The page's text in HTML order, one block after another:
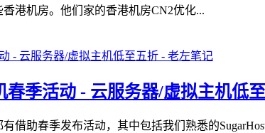
港机房。他们家的香港机房CN2优化...
春季活动 - 云服务器/虚拟主机低
借助春季发布活动，其中包括我们熟悉的